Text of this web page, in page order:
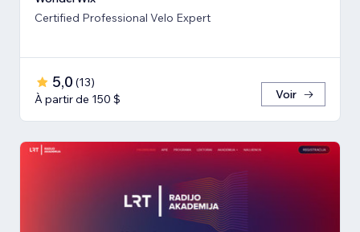
Certified Professional Velo Expert
5,0 (13)
À partir de 150 $
Voir